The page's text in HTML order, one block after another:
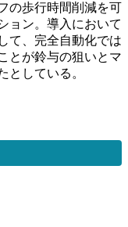
の歩行時間削減を可
ョン。導入において
て、完全自動化では
とが鈴与の狙いとマ
としている。